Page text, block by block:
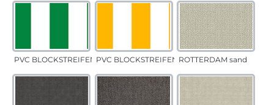
PVC BLOCKSTREIFEN grünPVC BLOCKSTREIFEN gelbROTTERDAM sand